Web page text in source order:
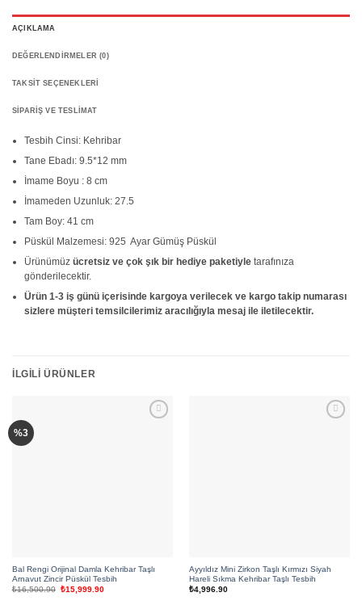
AÇIKLAMA
DEĞERLENDIRMELER (0)
TAKSIT SEÇENEKLERI
SIPARIŞ VE TESLIMAT
Tesbih Cinsi: Kehribar
Tane Ebadı: 9.5*12 mm
İmame Boyu : 8 cm
İmameden Uzunluk: 27.5
Tam Boy: 41 cm
Püskül Malzemesi: 925 Ayar Gümüş Püskül
Ürünümüz ücretsiz ve çok şık bir hediye paketiyle tarafınıza
gönderilecektir.
Ürün 1-3 iş günü içerisinde kargoya verilecek ve kargo takip numarası
sizlere müşteri temsilcilerimiz aracılığıyla mesaj ile iletilecektir.
İLGILI ÜRÜNLER
%3
Bal Rengi Orijinal Damla Kehribar Taşlı
Arnavut Zincir Püskül Tesbih
₺16,500.90 Orijinal
fiyat:
₺15,999.90Şu
Ayyıldız Mini Zirkon Taşlı Kırmızı Siyah
Hareli Sıkma Kehribar Taşlı Tesbih
₺4,996.90